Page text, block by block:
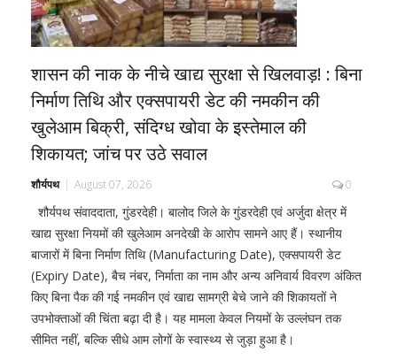
शासन की नाक के नीचे खाद्य सुरक्षा से खिलवाड़! : बिना
निर्माण तिथि और एक्सपायरी डेट की नमकीन की
खुलेआम बिक्री, संदिग्ध खोवा के इस्तेमाल की
शिकायत; जांच पर उठे सवाल
शौर्यपथ August 07, 2026 0
शौर्यपथ संवाददाता, गुंडरदेही। बालोद जिले के गुंडरदेही एवं अर्जुदा क्षेत्र में
खाद्य सुरक्षा नियमों की खुलेआम अनदेखी के आरोप सामने आए हैं। स्थानीय
बाजारों में बिना निर्माण तिथि (Manufacturing Date), एक्सपायरी डेट
(Expiry Date), बैच नंबर, निर्माता का नाम और अन्य अनिवार्य विवरण अंकित
किए बिना पैक की गई नमकीन एवं खाद्य सामग्री बेचे जाने की शिकायतों ने
उपभोक्ताओं की चिंता बढ़ा दी है। यह मामला केवल नियमों के उल्लंघन तक
सीमित नहीं, बल्कि सीधे आम लोगों के स्वास्थ्य से जुड़ा हुआ है।